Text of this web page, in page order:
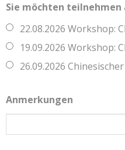
Sie möchten teilnehmen
22.08.2026 Workshop:
19.09.2026 Workshop:
26.09.2026
Anmerkungen